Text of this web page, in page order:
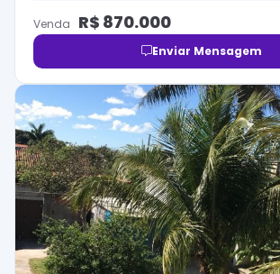
Venda R$ 870.000
Enviar Mensagem